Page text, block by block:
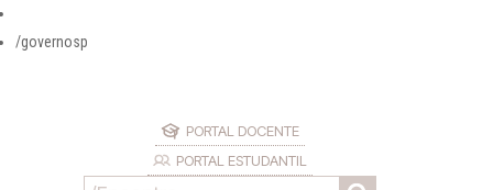
/governosp
PORTAL DOCENTE
PORTAL ESTUDANTIL